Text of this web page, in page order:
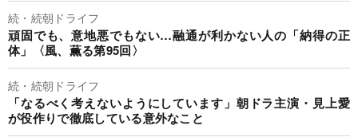
続・続朝ドライフ
頑固でも、意地悪でもない…融通が利かない人の「納得の正
体」〈風、薫る第95回〉
続・続朝ドライフ
「なるべく考えないようにしています」朝ドラ主演・見上愛
が役作りで徹底している意外なこと